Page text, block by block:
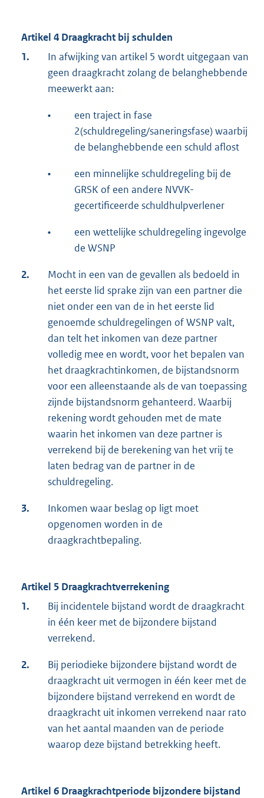
Artikel 4 Draagkracht bij schulden
1.
In afwijking van artikel 5 wordt uitgegaan van
geen draagkracht zolang de belanghebbende
meewerkt aan:
•
een traject in fase
2(schuldregeling/saneringsfase) waarbij
de belanghebbende een schuld aflost
•
een minnelijke schuldregeling bij de
GRSK of een andere NVVK-
gecertificeerde schuldhulpverlener
•
een wettelijke schuldregeling ingevolge
de WSNP
2.
Mocht in een van de gevallen als bedoeld in
het eerste lid sprake zijn van een partner die
niet onder een van de in het eerste lid
genoemde schuldregelingen of WSNP valt,
dan telt het inkomen van deze partner
volledig mee en wordt, voor het bepalen van
het draagkrachtinkomen, de bijstandsnorm
voor een alleenstaande als de van toepassing
zijnde bijstandsnorm gehanteerd. Waarbij
rekening wordt gehouden met de mate
waarin het inkomen van deze partner is
verrekend bij de berekening van het vrij te
laten bedrag van de partner in de
schuldregeling.
3.
Inkomen waar beslag op ligt moet
opgenomen worden in de
draagkrachtbepaling.
Artikel 5 Draagkrachtverrekening
1.
Bij incidentele bijstand wordt de draagkracht
in één keer met de bijzondere bijstand
verrekend.
2.
Bij periodieke bijzondere bijstand wordt de
draagkracht uit vermogen in één keer met de
bijzondere bijstand verrekend en wordt de
draagkracht uit inkomen verrekend naar rato
van het aantal maanden van de periode
waarop deze bijstand betrekking heeft.
Artikel 6 Draagkrachtperiode bijzondere bijstand